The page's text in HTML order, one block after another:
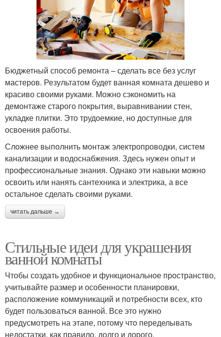
Бюджетный способ ремонта – сделать все без услуг
мастеров. Результатом будет ванная комната дешево и
красиво своими руками. Можно сэкономить на
демонтаже старого покрытия, выравнивании стен,
укладке плитки. Это трудоемкие, но доступные для
освоения работы.
Сложнее выполнить монтаж электропроводки, систем
канализации и водоснабжения. Здесь нужен опыт и
профессиональные знания. Однако эти навыки можно
освоить или нанять сантехника и электрика, а все
остальное сделать своими руками.
читать дальше →
Стильные идеи для украшения
ванной комнаты
Чтобы создать удобное и функциональное пространство,
учитывайте размер и особенности планировки,
расположение коммуникаций и потребности всех, кто
будет пользоваться ванной. Все это нужно
предусмотреть на этапе, потому что переделывать
недостатки, как правило, долго и дорого.